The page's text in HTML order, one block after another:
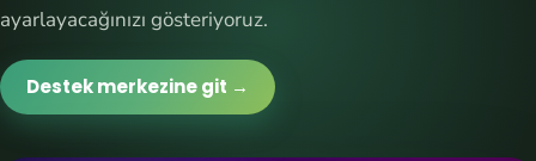
ayarlayacağınızı gösteriyoruz.
Destek merkezine git →